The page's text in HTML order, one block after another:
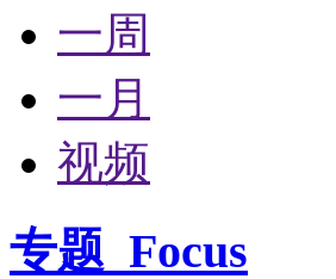
一周
一月
视频
专题 Focus